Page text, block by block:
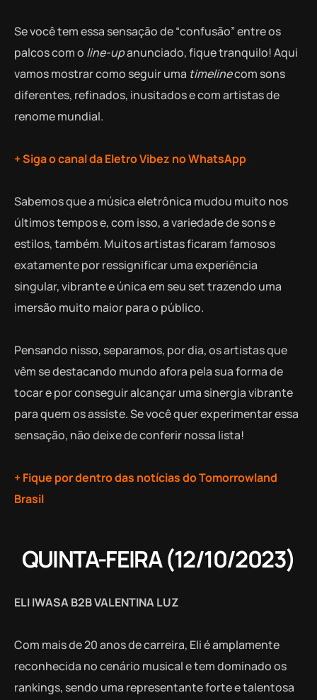
Se você tem essa sensação de “confusão” entre os
palcos com o line-upanunciado, fique tranquilo! Aqui
vamos mostrar como seguir uma timelinecom sons
diferentes, refinados, inusitados e com artistas de
renome mundial.
+ Siga o canal da Eletro Vibez no WhatsApp
Sabemos que a música eletrônica mudou muito nos
últimos tempos e, com isso, a variedade de sons e
estilos, também. Muitos artistas ficaram famosos
exatamente por ressignificar uma experiência
singular, vibrante e única em seu set trazendo uma
imersão muito maior para o público.
Pensando nisso, separamos, por dia, os artistas que
vêm se destacando mundo afora pela sua forma de
tocar e por conseguir alcançar uma sinergia vibrante
para quem os assiste. Se você quer experimentar essa
sensação, não deixe de conferir nossa lista!
+ Fique por dentro das notícias do Tomorrowland
Brasil
QUINTA-FEIRA (12/10/2023)
ELI IWASA B2B VALENTINA LUZ
Com mais de 20 anos de carreira, Eli é amplamente
reconhecida no cenário musical e tem dominado os
rankings, sendo uma representante forte e talentosa